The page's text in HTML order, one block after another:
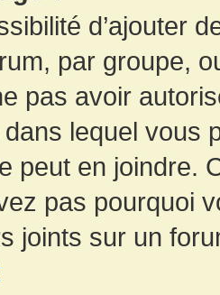
d’ajouter
par groupe,
pas avoir
lequel vous
peut en joindre.
pas pourquoi
joints sur un